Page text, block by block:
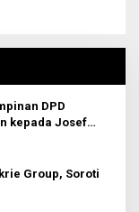
DPD
kepada Josef
Group, Soroti